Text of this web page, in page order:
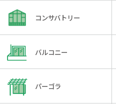
コンサバトリー
バルコニー
パーゴラ